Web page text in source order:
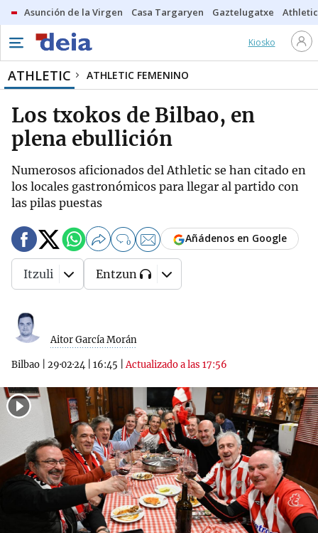
Asunción de la Virgen Casa Targaryen Gaztelugatxe Athletic
Kiosko
ATHLETIC ATHLETIC FEMENINO
Los txokos de Bilbao, en
plena ebullición
Numerosos aficionados del Athletic se han citado en
los locales gastronómicos para llegar al partido con
las pilas puestas
Aitor García Morán
Bilbao 29·02·24 16:45 |Actualizado a las 17:56
0 Añádenos en Google
Itzuli Entzun